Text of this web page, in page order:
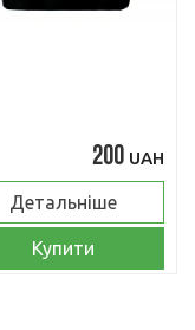
200 UAH
Детальніше
Купити